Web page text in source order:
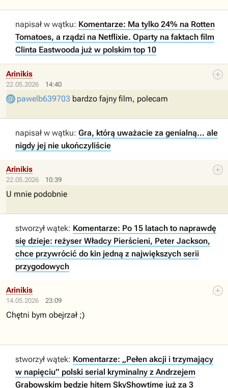
napisał w wątku: Komentarze: Ma tylko 24% na Rotten
Tomatoes, a rządzi na Netflixie. Oparty na faktach film
Clinta Eastwooda już w polskim top 10
22.05.2026 14:40
Arinikis
pawelb639703 bardzo fajny film, polecam
napisał w wątku: Gra, którą uważacie za genialną... ale
nigdy jej nie ukończyliście
22.05.2026 10:39
Arinikis
U mnie podobnie
stworzył wątek: Komentarze: Po 15 latach to naprawdę
się dzieje: reżyser Władcy Pierścieni, Peter Jackson,
chce przywrócić do kin jedną z największych serii
przygodowych
14.05.2026 23:09
Arinikis
Chętni bym obejrzał ;)
stworzył wątek: Komentarze: „Pełen akcji i trzymający
w napięciu” polski serial kryminalny z Andrzejem
Grabowskim będzie hitem SkyShowtime już za 3